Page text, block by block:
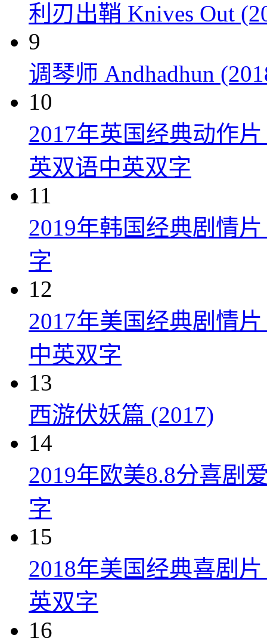
利刃出鞘 Knives Out
9
调琴师 Andhadhun
10
2017年英国经典动作
英双语中英双字
11
2019年韩国经典剧情
字
12
2017年美国经典剧情
中英双字
13
西游伏妖篇 (2017)
14
2019年欧美8.8分喜剧
字
15
2018年美国经典喜剧
英双字
16